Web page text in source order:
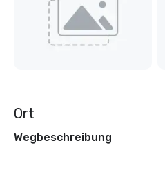
Ort
Wegbeschreibung